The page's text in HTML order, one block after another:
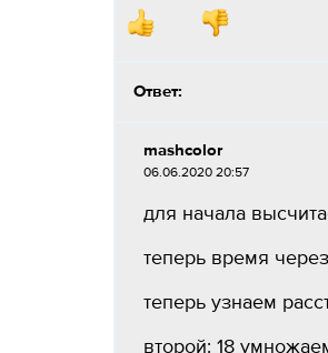
Ответ:
mashcolor
06.06.2020 20:57
для начала
теперь время
теперь узнаем
второй: 18